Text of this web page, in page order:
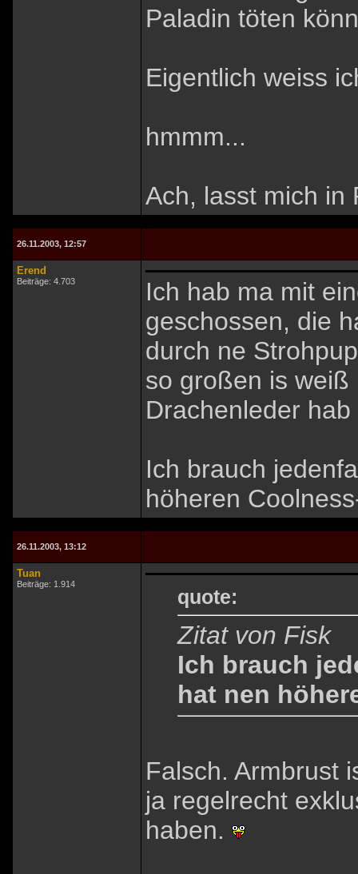
Paladin töten
Eigentlich weiss
hmmm...
Ach, lasst mich in
26.11.2003, 12:57
Erend
Beiträge: 4.703
Ich hab ma mit
geschossen, die
durch ne
so großen is weiß
Drachenleder
Ich brauch
höheren
26.11.2003, 13:12
Tuan
Beiträge: 1.914
quote:
Zitat von Fisk
Ich brauch
hat nen
Falsch. Armbrust
ja regelrecht
haben.